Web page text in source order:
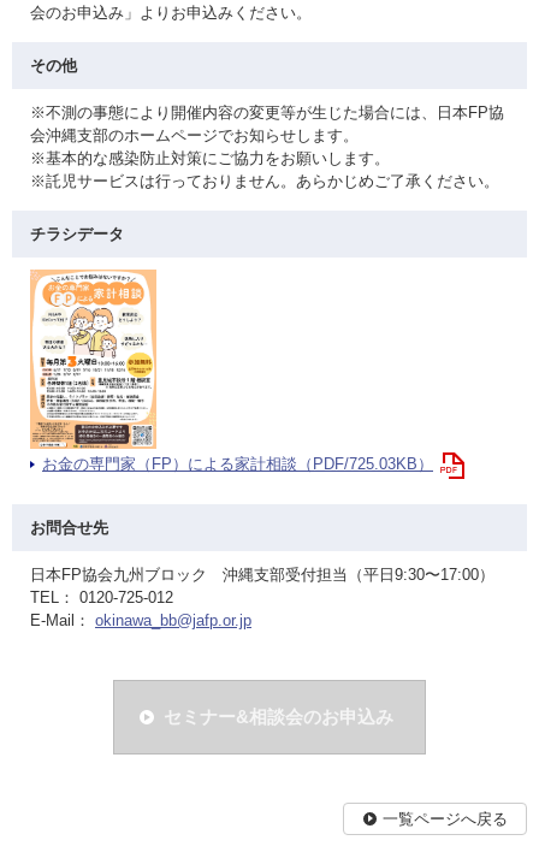
会のお申込み」よりお申込みください。
その他
※不測の事態により開催内容の変更等が生じた場合には、日本FP協
会沖縄支部のホームページでお知らせします。
※基本的な感染防止対策にご協力をお願いします。
※託児サービスは行っておりません。あらかじめご了承ください。
チラシデータ
お金の専門家（FP）による家計相談（PDF/725.03KB）
お問合せ先
日本FP協会九州ブロック 沖縄支部受付担当（平日9:30〜17:00）
TEL： 0120-725-012
E-Mail： okinawa_bb@jafp.or.jp
セミナー&相談会のお申込み
一覧ページへ戻る